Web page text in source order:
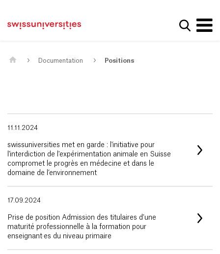
Main Navigation
Contenu
Méta-navigation
Afficher
Documentation Positions
11.11.2024
swissuniversities met en garde : l'initiative pour
l'interdiction de l'expérimentation animale en Suisse
compromet le progrès en médecine et dans le
domaine de l’environnement
17.09.2024
Prise de position Admission des titulaires d’une
maturité professionnelle à la formation pour
enseignant·es du niveau primaire